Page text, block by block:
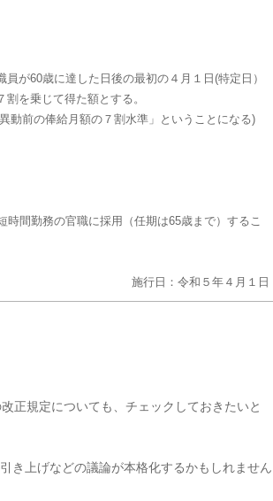
が60歳に達した日後の最初の４月１日(特定日）
を乗じて得た額とする。
動前の俸給月額の７割水準」ということになる)
間勤務の官職に採用（任期は65歳まで）するこ
施行日：令和５年４月１日
規定についても、チェックしておきたいと
き上げなどの議論が本格化するかもしれません